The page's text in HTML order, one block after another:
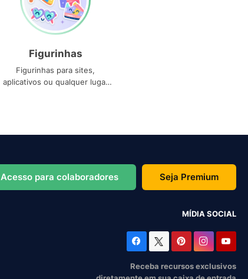
Figurinhas
Figurinhas para sites,
aplicativos ou qualquer lugar
Acesso para colaboradores Seja Premium
MÍDIA SOCIAL
Receba recursos exclusivos